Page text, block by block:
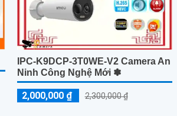
IPC-K9DCP-3T0WE-V2 Camera An
Ninh Công Nghệ Mới ✽
2,000,000 ₫ 2,300,000 ₫